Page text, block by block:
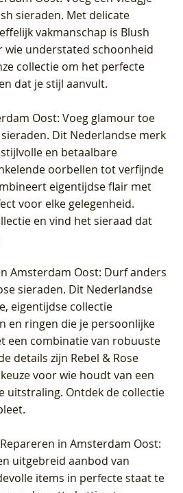
sieraden. Met delicate
vakmanschap is Blush
wie understated schoonheid
collectie om het perfecte
dat je stijl aanvult.
Oost: Voeg glamour toe
Dit Nederlandse merk
en betaalbare
oorbellen tot verfijnde
eigentijdse flair met
voor elke gelegenheid.
en vind het sieraad dat
Amsterdam Oost: Durf anders
sieraden. Dit Nederlandse
eigentijdse collectie
en ringen die je persoonlijke
een combinatie van robuuste
details zijn Rebel & Rose
voor wie houdt van een
uitstraling. Ontdek de collectie
in Amsterdam Oost:
uitgebreid aanbod van
items in perfecte staat te